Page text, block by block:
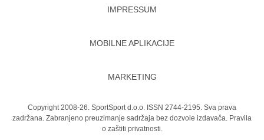
IMPRESSUM
MOBILNE APLIKACIJE
MARKETING
Copyright 2008-26. SportSport d.o.o. ISSN 2744-2195. Sva prava
zadržana. Zabranjeno preuzimanje sadržaja bez dozvole izdavača. Pravila
o zaštiti privatnosti.